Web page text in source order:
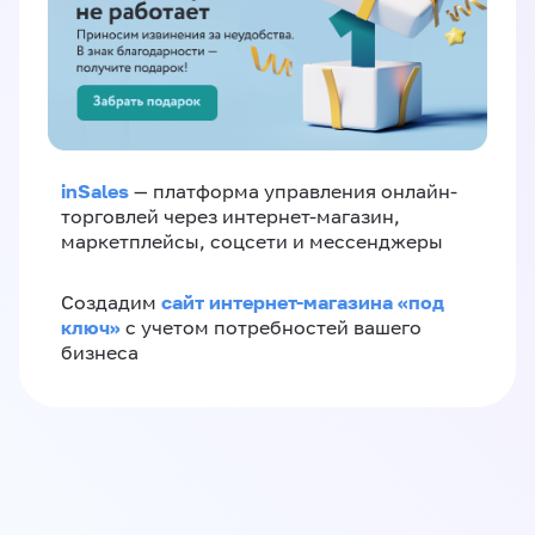
inSales — платформа управления онлайн-
торговлей через интернет-магазин,
маркетплейсы, соцсети и мессенджеры
Создадим сайт интернет-магазина «под
ключ» с учетом потребностей вашего
бизнеса